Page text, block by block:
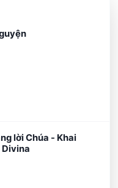
lời Chúa - Khai